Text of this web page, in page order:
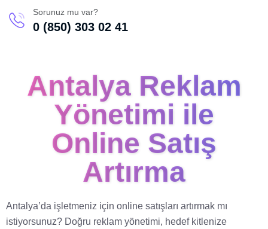
Sorunuz mu var?
0 (850) 303 02 41
Antalya Reklam
Yönetimi ile
Online Satış
Artırma
Antalya’da işletmeniz için online satışları artırmak mı
istiyorsunuz? Doğru reklam yönetimi, hedef kitlenize